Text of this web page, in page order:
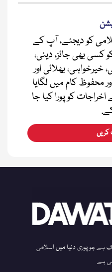
کو دیجئے، آپ کے
بھی جائز، دینی،
خیرخواہی، بھلائی اور
محفوظ کام میں لگایا
کو پورا کیا جا
کریں
جو پوری دنیا میں اسلامی
ہے